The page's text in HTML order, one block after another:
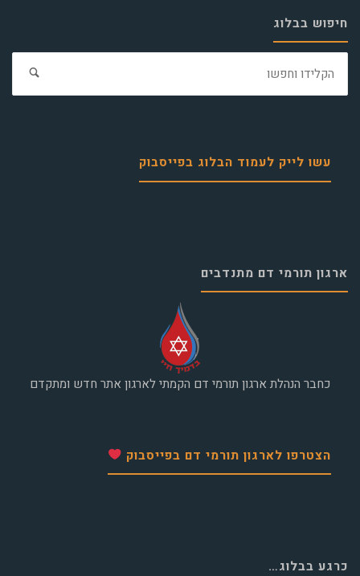
חיפוש בבלוג
עשו לייק לעמוד הבלוג בפייסבוק
ארגון תורמי דם מתנדבים
כחבר הנהלת ארגון תורמי דם הקמתי לארגון אתר חדש ומתקדם
הצטרפו לארגון תורמי דם בפייסבוק
כרגע בבלוג…